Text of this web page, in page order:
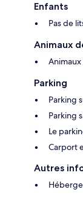
Enfants
Pas de
Animaux
Parking
Parking
Parking
Le
Carport
Autres